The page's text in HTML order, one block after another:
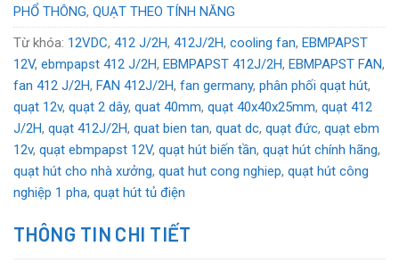
PHỔ THÔNG, QUẠT THEO TÍNH NĂNG
Từ khóa: 12VDC, 412 J/2H, 412J/2H, cooling fan, EBMPAPST
12V, ebmpapst 412 J/2H, EBMPAPST 412J/2H, EBMPAPST FAN,
fan 412 J/2H, FAN 412J/2H, fan germany, phân phối quạt hút,
quạt 12v, quạt 2 dây, quat 40mm, quạt 40x40x25mm, quạt 412
J/2H, quạt 412J/2H, quat bien tan, quat dc, quạt đức, quạt ebm
12v, quạt ebmpapst 12V, quạt hút biến tần, quạt hút chính hãng,
quạt hút cho nhà xưởng, quat hut cong nghiep, quạt hút công
nghiệp 1 pha, quạt hút tủ điện
THÔNG TIN CHI TIẾT